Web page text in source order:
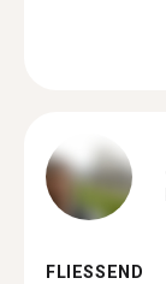
FLIESSEND